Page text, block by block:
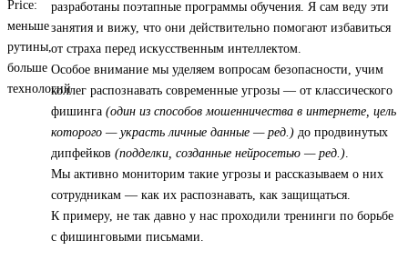
разработаны поэтапные программы обучения. Я сам веду эти
занятия и вижу, что они действительно помогают избавиться
от страха перед искусственным интеллектом.
Особое внимание мы уделяем вопросам безопасности, учим
коллег распознавать современные угрозы — от классического
фишинга (один из способов мошенничества в интернете, цель
которого — украсть личные данные — ред.) до продвинутых
дипфейков (подделки, созданные нейросетью — ред.)
Мы активно мониторим такие угрозы и рассказываем о них
сотрудникам — как их распознавать, как защищаться.
К примеру, не так давно у нас проходили тренинги по борьбе
с фишинговыми письмами.